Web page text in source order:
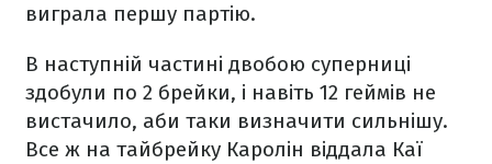
виграла першу партію.
В наступній частині двобою суперниці
здобули по 2 брейки, і навіть 12 геймів не
вистачило, аби таки визначити сильнішу.
Все ж на тайбрейку Каролін віддала Каї